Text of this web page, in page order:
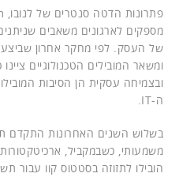
מספקים לארגונים משאבים
של העסק. לפי מחקר אחרון
ומשאר המובילים הטכנולוגיים ציינו
ובצמיחה עסקית הן הסיבות
ה-IT.
בשלוש השנים האחרונות התקדם
משמעותי, כשבמקביל,